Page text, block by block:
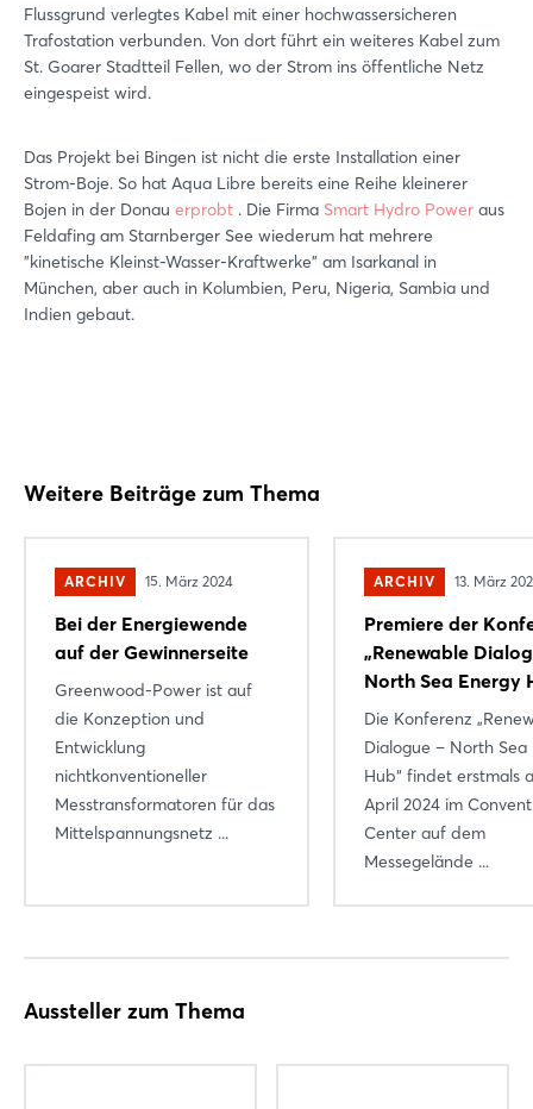
Flussgrund verlegtes Kabel mit einer hochwassersicheren
Trafostation verbunden. Von dort führt ein weiteres Kabel zum
St. Goarer Stadtteil Fellen, wo der Strom ins öffentliche Netz
eingespeist wird.
Das Projekt bei Bingen ist nicht die erste Installation einer
Strom-Boje. So hat Aqua Libre bereits eine Reihe kleinerer
Bojen in der Donau erprobt . Die Firma Smart Hydro Power aus
Feldafing am Starnberger See wiederum hat mehrere
"kinetische Kleinst-Wasser-Kraftwerke" am Isarkanal in
München, aber auch in Kolumbien, Peru, Nigeria, Sambia und
Indien gebaut.
Weitere Beiträge zum Thema
ARCHIV 15. März 2024
Bei der Energiewende
auf der Gewinnerseite
Greenwood-Power ist auf
die Konzeption und
Entwicklung
nichtkonventioneller
Messtransformatoren für das
Mittelspannungsnetz ...
ARCHIV 13. März
Premiere der
„Renewable
North Sea Energy
Die Konferenz
Dialogue – North Sea
Hub“ findet erstmals
April 2024 im
Center auf dem
Messegelände ...
Aussteller zum Thema